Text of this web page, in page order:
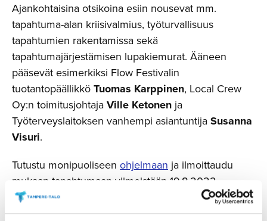
Ajankohtaisina otsikoina esiin nousevat mm.
tapahtuma-alan kriisivalmius, työturvallisuus
tapahtumien rakentamissa sekä
tapahtumajärjestämisen lupakiemurat. Ääneen
pääsevät esimerkiksi Flow Festivalin
tuotantopäällikköTuomas Karppinen, Local Crew
Oy:n toimitusjohtajaVille Ketonen ja
Työterveyslaitoksen vanhempi asiantuntijaSusanna
Visuri.
Tutustu monipuoliseen ohjelmaan ja ilmoittaudu
mukaan tapahtumaan viimeistään 19.8.2022
Tapahtumaturvallisuusfoorumi on suoraa jatkumoa